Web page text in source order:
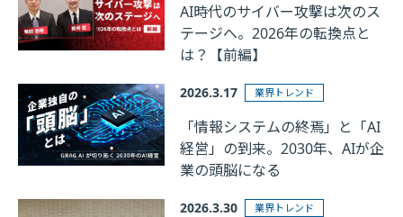
AI時代のサイバー攻撃は次のス
テージへ。2026年の転換点と
は？【前編】
2026.3.17 業界トレンド
「情報システムの終焉」と「AI
経営」の到来。2030年、AIが企
業の頭脳になる
2026.3.30 業界トレンド